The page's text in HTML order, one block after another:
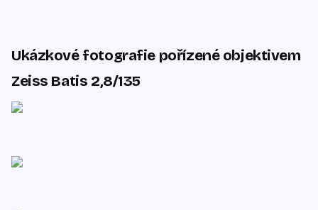
Ukázkové fotografie pořízené objektivem
Zeiss Batis 2,8/135